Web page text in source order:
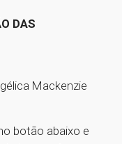
DAS
Mackenzie
botão abaixo e